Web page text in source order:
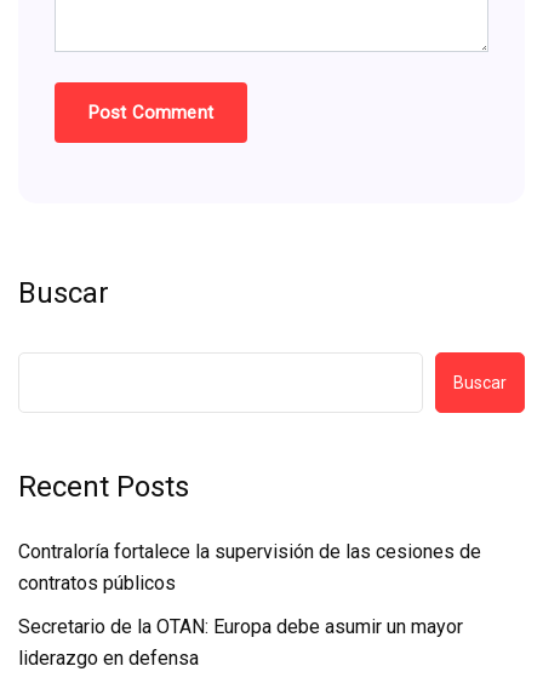
Buscar
Buscar
Recent Posts
Contraloría fortalece la supervisión de las cesiones de
contratos públicos
Secretario de la OTAN: Europa debe asumir un mayor
liderazgo en defensa